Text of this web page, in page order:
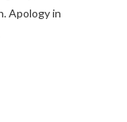
Apology in